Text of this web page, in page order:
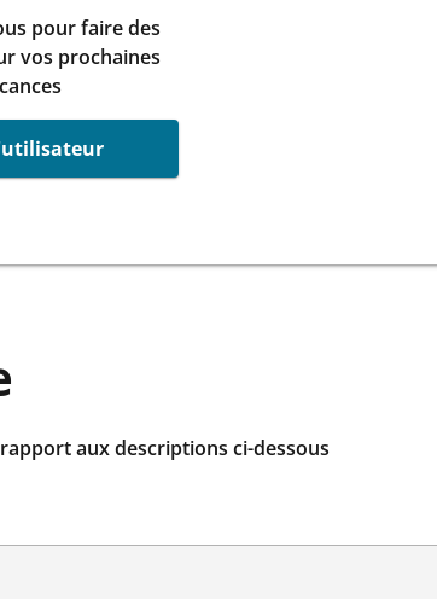
pour faire des
vos prochaines
aux descriptions ci-dessous